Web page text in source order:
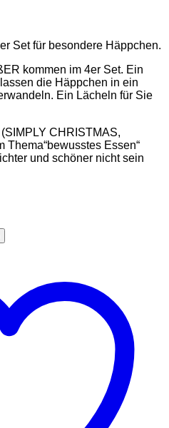
Set für besondere Häppchen.
kommen im 4er Set. Ein
die Häppchen in ein
Ein Lächeln für Sie
CHRISTMAS,
Thema“bewusstes Essen“
und schöner nicht sein